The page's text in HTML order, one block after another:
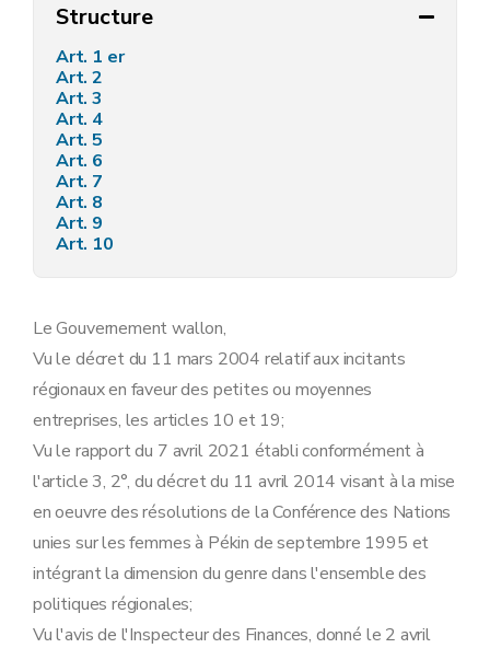
Structure
Art. 1 er
Art. 2
Art. 3
Art. 4
Art. 5
Art. 6
Art. 7
Art. 8
Art. 9
Art. 10
Le Gouvernement wallon,
Vu le décret du 11 mars 2004 relatif aux incitants
régionaux en faveur des petites ou moyennes
entreprises, les articles 10 et 19;
Vu le rapport du 7 avril 2021 établi conformément à
l'article 3, 2°, du décret du 11 avril 2014 visant à la mise
en oeuvre des résolutions de la Conférence des Nations
unies sur les femmes à Pékin de septembre 1995 et
intégrant la dimension du genre dans l'ensemble des
politiques régionales;
Vu l'avis de l'Inspecteur des Finances, donné le 2 avril